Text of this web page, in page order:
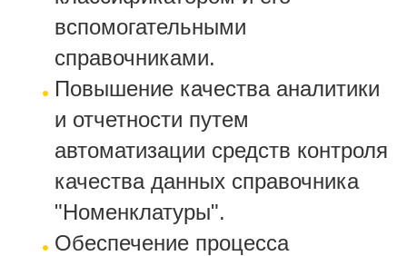
вспомогательными
справочниками.
Повышение качества аналитики
и отчетности путем
автоматизации средств контроля
качества данных справочника
"Номенклатуры".
Обеспечение процесса